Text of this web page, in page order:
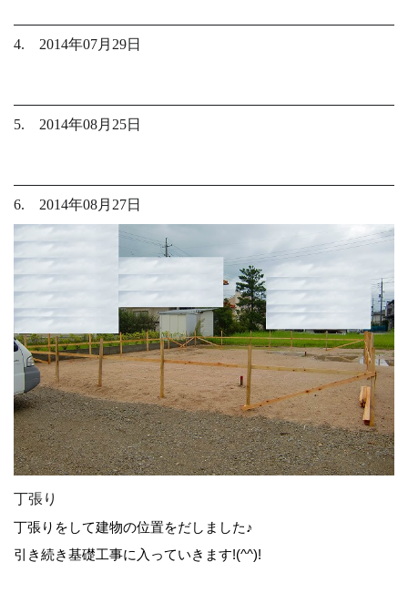
4. 2014年07月29日
5. 2014年08月25日
6. 2014年08月27日
丁張り
丁張りをして建物の位置をだしました♪
引き続き基礎工事に入っていきます!(^^)!